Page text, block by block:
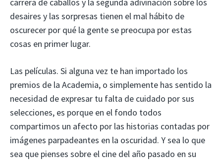
desaires y las sorpresas tienen el mal hábito de
oscurecer por qué la gente se preocupa por estas
cosas en primer lugar.
Las películas. Si alguna vez te han importado los
premios de la Academia, o simplemente has sentido la
necesidad de expresar tu falta de cuidado por sus
selecciones, es porque en el fondo todos
compartimos un afecto por las historias contadas por
imágenes parpadeantes en la oscuridad. Y sea lo que
sea que pienses sobre el cine del año pasado en su